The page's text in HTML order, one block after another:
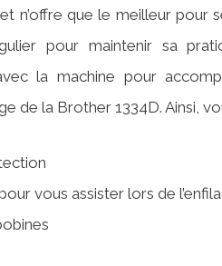
n’offre que le meilleur pour
pour maintenir sa
la machine pour
de la Brother 1334D. Ainsi,
vous assister lors de